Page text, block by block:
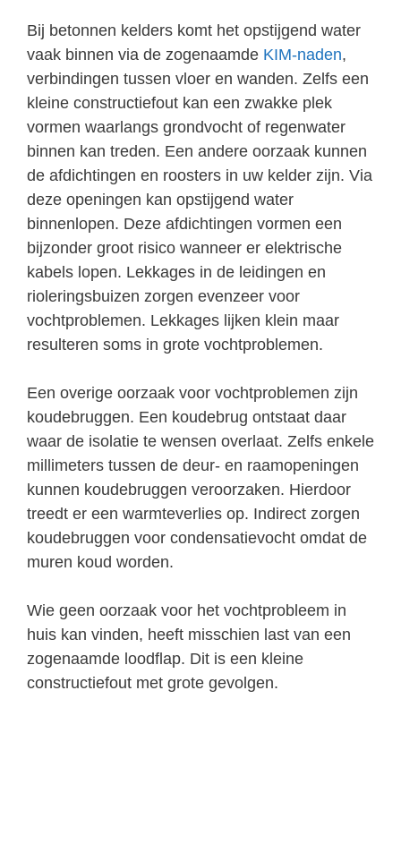
Bij betonnen kelders komt het opstijgend water
vaak binnen via de zogenaamde KIM-naden,
verbindingen tussen vloer en wanden. Zelfs een
kleine constructiefout kan een zwakke plek
vormen waarlangs grondvocht of regenwater
binnen kan treden. Een andere oorzaak kunnen
de afdichtingen en roosters in uw kelder zijn. Via
deze openingen kan opstijgend water
binnenlopen. Deze afdichtingen vormen een
bijzonder groot risico wanneer er elektrische
kabels lopen. Lekkages in de leidingen en
rioleringsbuizen zorgen evenzeer voor
vochtproblemen. Lekkages lijken klein maar
resulteren soms in grote vochtproblemen.
Een overige oorzaak voor vochtproblemen zijn
koudebruggen. Een koudebrug ontstaat daar
waar de isolatie te wensen overlaat. Zelfs enkele
millimeters tussen de deur- en raamopeningen
kunnen koudebruggen veroorzaken. Hierdoor
treedt er een warmteverlies op. Indirect zorgen
koudebruggen voor condensatievocht omdat de
muren koud worden.
Wie geen oorzaak voor het vochtprobleem in
huis kan vinden, heeft misschien last van een
zogenaamde loodflap. Dit is een kleine
constructiefout met grote gevolgen.